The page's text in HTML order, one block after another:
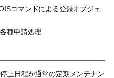
コマンドによる登録オブジェ
種申請処理
止日程が通常の定期メンテナン